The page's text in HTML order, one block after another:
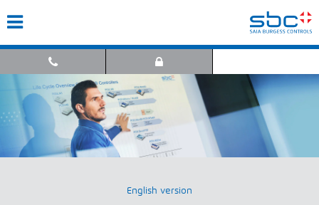
English version